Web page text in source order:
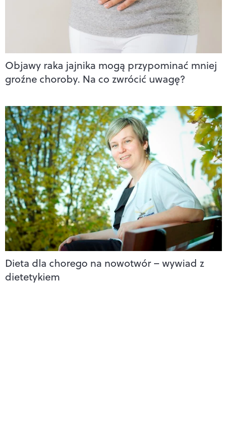
Objawy raka jajnika mogą przypominać mniej
groźne choroby. Na co zwrócić uwagę?
Dieta dla chorego na nowotwór – wywiad z
dietetykiem